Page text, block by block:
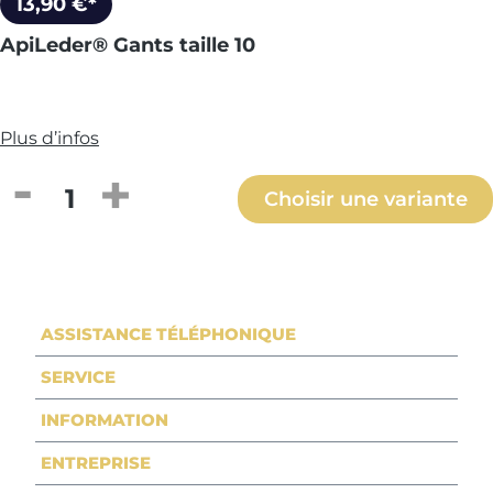
ApiLeder® Gants taille 10
Plus d’infos
Quantité de produit : Entrez la
Choisir une variante
ASSISTANCE TÉLÉPHONIQUE
SERVICE
INFORMATION
ENTREPRISE